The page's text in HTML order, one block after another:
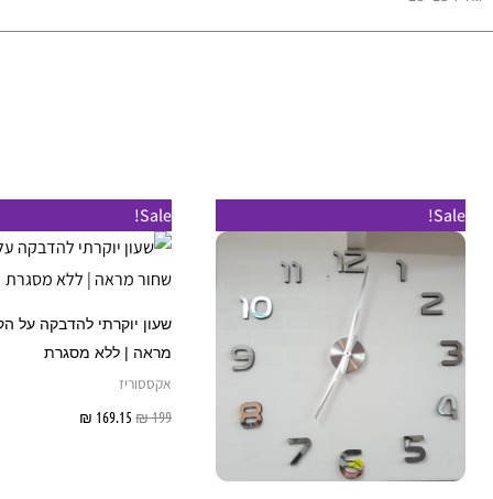
Sale!
Sale!
שעון יוקרתי להדבקה על
מראה | ללא מסגרת
אקססוריז
₪199
₪ 169.15